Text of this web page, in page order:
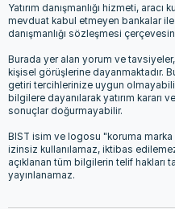
Yatırım danışmanlığı hizmeti,
mevduat kabul etmeyen bankalar ile
danışmanlığı sözleşmesi
Burada yer alan yorum ve
kişisel görüşlerine dayanmaktadır.
getiri tercihlerinize uygun
bilgilere dayanılarak yatırım kararı
sonuçlar doğurmayabilir.
BIST isim ve logosu "koruma
izinsiz kullanılamaz, iktibas
açıklanan tüm bilgilerin telif hakları
yayınlanamaz.